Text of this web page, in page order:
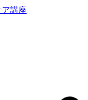
ア講座